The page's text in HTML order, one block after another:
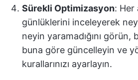
Sürekli Optimizasyon: Her
günlüklerini inceleyerek
neyin yaramadığını görün,
buna göre güncelleyin ve
kurallarınızı ayarlayın.